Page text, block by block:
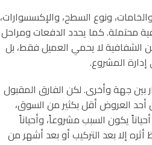
ونوع السطح، والإكسسوارات،
محتملة. كما يحدد الدفعات ومراحل
الشفافية لا يحمي العميل فقط، بل
المشروع.
بين جهة وأخرى. لكن الفارق المقبول
العروض أقل بكثير من السوق،
يكون السبب مشروعاً، وأحياناً
إلا بعد التركيب أو بعد أشهر من